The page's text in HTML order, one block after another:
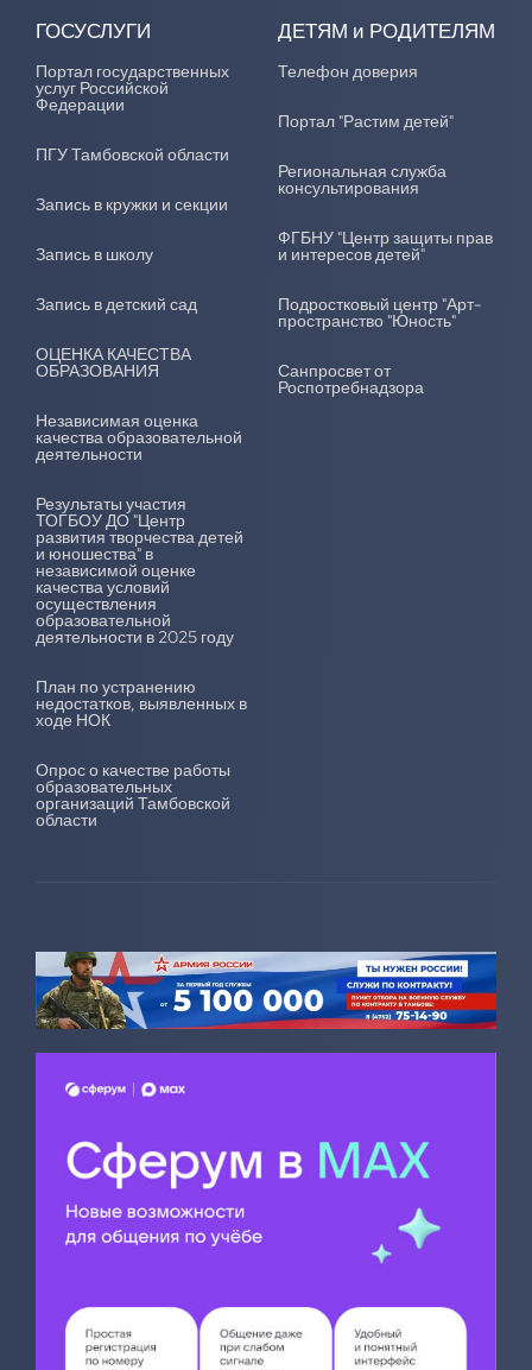
ГОСУСЛУГИ
Портал государственных
услуг Российской
Федерации
ПГУ Тамбовской области
Запись в кружки и секции
Запись в школу
Запись в детский сад
ОЦЕНКА КАЧЕСТВА
ОБРАЗОВАНИЯ
Независимая оценка
качества образовательной
деятельности
Результаты участия
ТОГБОУ ДО "Центр
развития творчества детей
и юношества" в
независимой оценке
качества условий
осуществления
образовательной
деятельности в 2025 году
План по устранению
недостатков, выявленных в
ходе НОК
Опрос о качестве работы
образовательных
организаций Тамбовской
области
ДЕТЯМ и РОДИТЕЛЯМ
Телефон доверия
Портал "Растим детей"
Региональная служба
консультирования
ФГБНУ "Центр защиты прав
и интересов детей"
Подростковый центр "Арт-
пространство "Юность"
Санпросвет от
Роспотребнадзора